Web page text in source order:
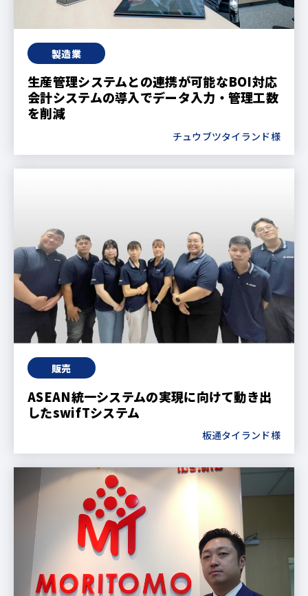
製造業
生産管理システムとの連携が可能なBOI対応
会計システムの導入でデータ入力・管理工数
を削減
チュウブツタイランド様
販売
ASEAN統一システムの実現に向けて動き出
したswifTシステム
板通タイランド様